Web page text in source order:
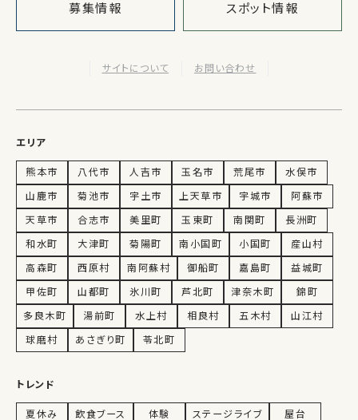
募集情報 スポット情報
サイトについて お問い合わせ
エリア
熊本市 八代市 人吉市 玉名市 荒尾市
水俣市
山鹿市
菊池市 宇土市 上天草市 宇城市
阿蘇市
天草市
合志市 美里町 玉東町 南関町
長洲町
和水町
大津町 菊陽町 南小国町 小国町
産山村
高森町
西原村 南阿蘇村 御船町 嘉島町
益城町
甲佐町
山都町 氷川町 芦北町 津奈木町
錦町
多良木町
湯前町 水上村 相良村 五木村
山江村
球磨村
あさぎり町 苓北町
トレンド
夏休み 飲食ブース 体験 ステージライブ 屋台